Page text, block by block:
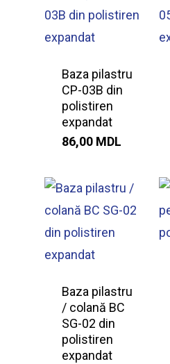
Baza pilastru
CP-03B din
polistiren
expandat
86,00 MDL
Baza pilastru
/ colană BC
SG-02 din
polistiren
expandat